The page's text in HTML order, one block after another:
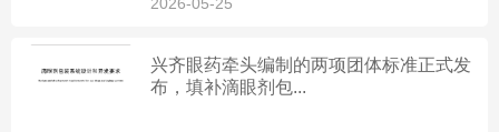
兴齐眼药牵头编制的两项团体标准正式发
布，填补滴眼剂包...